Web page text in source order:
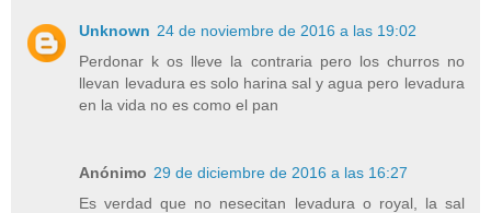
Unknown 24 de noviembre de 2016 a las 19:02
Perdonar k os lleve la contraria pero los churros no
llevan levadura es solo harina sal y agua pero levadura
en la vida no es como el pan
Anónimo 29 de diciembre de 2016 a las 16:27
Es verdad que no nesecitan levadura o royal, la sal